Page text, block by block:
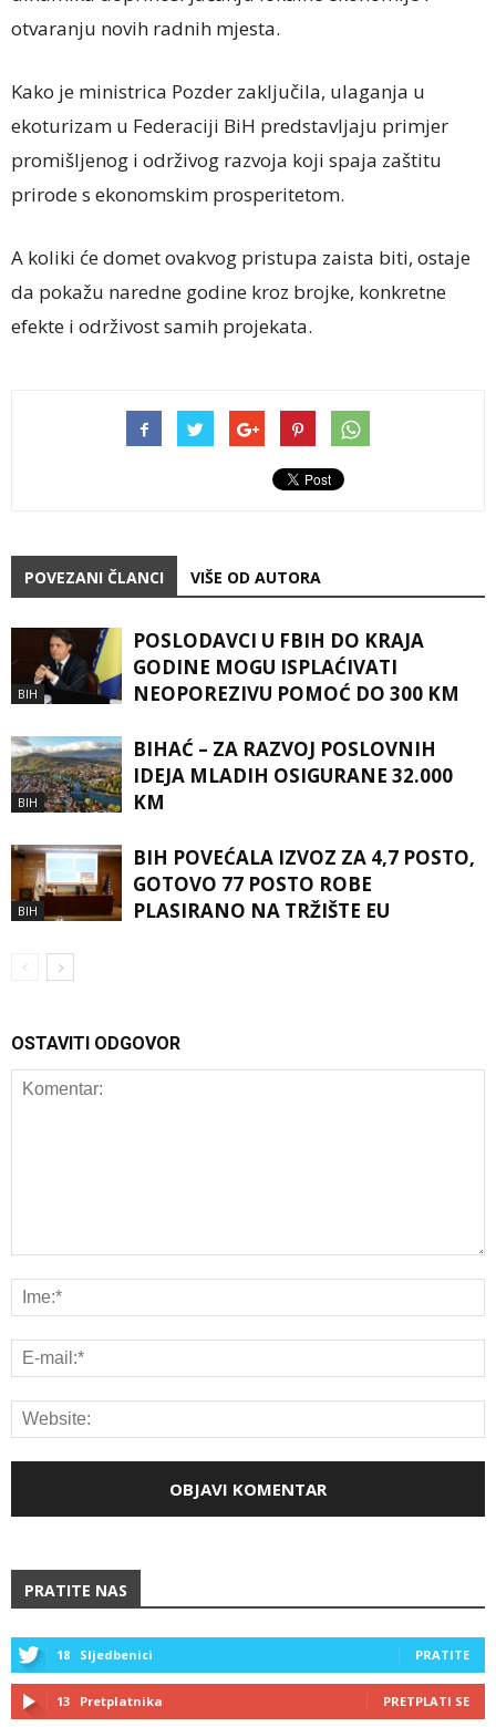
otvaranju novih radnih mjesta.
Kako je ministrica Pozder zaključila, ulaganja u
ekoturizam u Federaciji BiH predstavljaju primjer
promišljenog i održivog razvoja koji spaja zaštitu
prirode s ekonomskim prosperitetom.
A koliki će domet ovakvog pristupa zaista biti, ostaje
da pokažu naredne godine kroz brojke, konkretne
efekte i održivost samih projekata.
POVEZANI ČLANCI VIŠE OD AUTORA
BIH
POSLODAVCI U FBIH DO KRAJA
GODINE MOGU ISPLAĆIVATI
NEOPOREZIVU POMOĆ DO 300 KM
BIH
BIHAĆ – ZA RAZVOJ POSLOVNIH
IDEJA MLADIH OSIGURANE 32.000
KM
BIH
BIH POVEĆALA IZVOZ ZA 4,7 POSTO,
GOTOVO 77 POSTO ROBE
PLASIRANO NA TRŽIŠTE EU
OSTAVITI ODGOVOR
PRATITE NAS
18 Sljedbenici PRATITE
13 Pretplatnika PRETPLATI SE